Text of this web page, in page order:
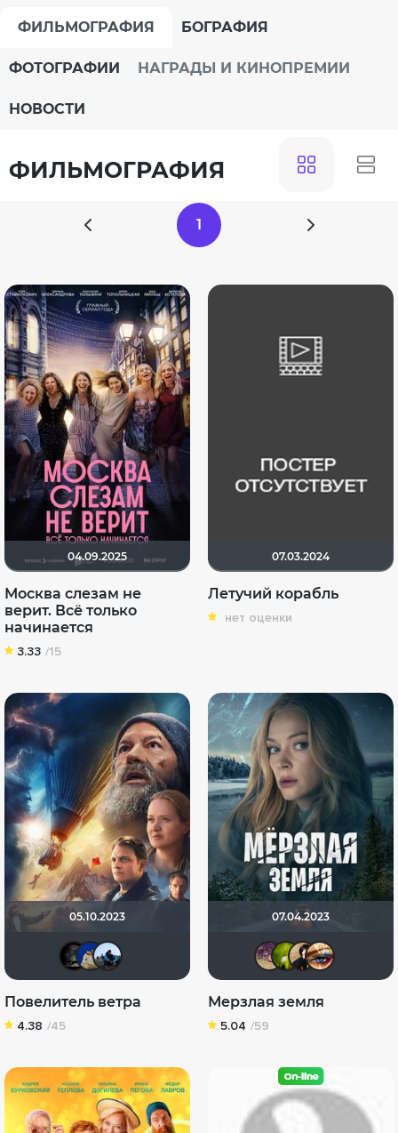
ФИЛЬМОГРАФИЯ БОГРАФИЯ
ФОТОГРАФИИ НАГРАДЫ И КИНОПРЕМИИ
НОВОСТИ
ФИЛЬМОГРАФИЯ
1
04.09.2025
Москва слезам не
верит. Всё только
начинается
3.33 /15
07.03.2024
Летучий корабль
нет оценки
05.10.2023
Повелитель ветра
4.38 /45
07.04.2023
Мерзлая земля
5.04 /59